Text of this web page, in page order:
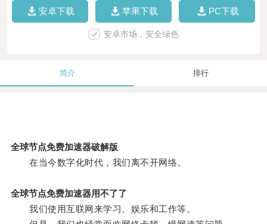
安卓下载 苹果下载 PC下载
安卓市场，安全绿色
简介 排行
全球节点免费加速器破解版
在当今数字化时代，我们离不开网络。
全球节点免费加速器用不了了
我们使用互联网来学习、娱乐和工作等。